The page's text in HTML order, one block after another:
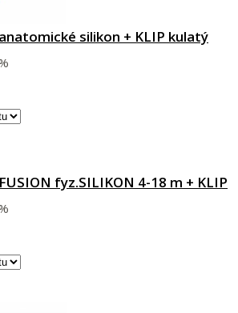
silikon + KLIP kulatý
fyz.SILIKON 4-18 m + KLIP